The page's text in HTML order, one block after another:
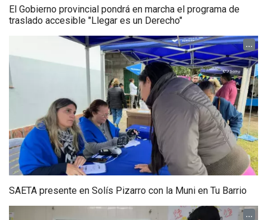
El Gobierno provincial pondrá en marcha el programa de
traslado accesible "Llegar es un Derecho"
...
SAETA presente en Solís Pizarro con la Muni en Tu Barrio
...